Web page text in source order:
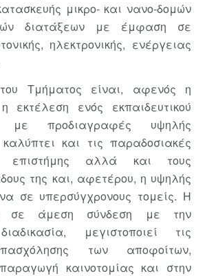
μικρο- και νανο-δομών
διατάξεων με έμφαση σε
ηλεκτρονικής, ενέργειας
του Τμήματος είναι, αφενός η
εκτέλεση ενός εκπαιδευτικού
με προδιαγραφές υψηλής
και τις παραδοσιακές
επιστήμης αλλά και τους
της και, αφετέρου, η υψηλής
σε υπερσύγχρονους τομείς. Η
σε άμεση σύνδεση με την
μεγιστοποιεί τις
των αποφοίτων,
καινοτομίας και στην